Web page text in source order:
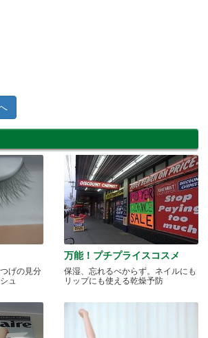
げの見分
ュ
万能！プチプライスコスメ
保湿、忘れるべからず。ネイルにも
リップにも使える乾燥予防